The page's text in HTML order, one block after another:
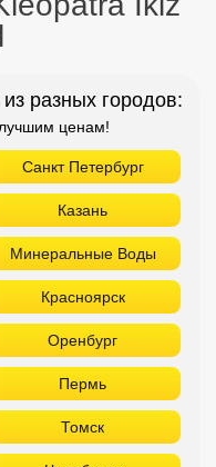
разных городов:
ценам!
Санкт Петербург
Казань
Минеральные Воды
Красноярск
Оренбург
Пермь
Томск